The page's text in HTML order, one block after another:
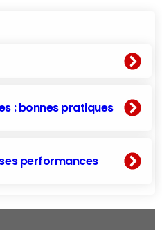
: bonnes pratiques
performances